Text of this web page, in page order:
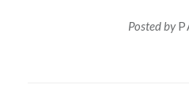
Posted by